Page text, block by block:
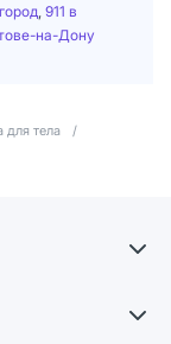
911 в
на-Дону
для тела
/